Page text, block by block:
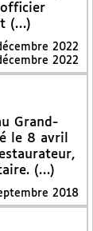
officier
(…)
2022
2022
Grand-
le 8 avril
(…)
2018